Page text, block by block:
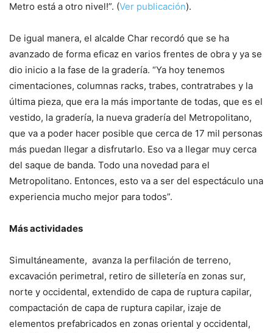
Metro está a otro nivel!”. (Ver publicación).
De igual manera, el alcalde Char recordó que se ha
avanzado de forma eficaz en varios frentes de obra y ya se
dio inicio a la fase de la gradería. “Ya hoy tenemos
cimentaciones, columnas racks, trabes, contratrabes y la
última pieza, que era la más importante de todas, que es el
vestido, la gradería, la nueva gradería del Metropolitano,
que va a poder hacer posible que cerca de 17 mil personas
más puedan llegar a disfrutarlo. Eso va a llegar muy cerca
del saque de banda. Todo una novedad para el
Metropolitano. Entonces, esto va a ser del espectáculo una
experiencia mucho mejor para todos”.
Más actividades
Simultáneamente, avanza la perfilación de terreno,
excavación perimetral, retiro de silletería en zonas sur,
norte y occidental, extendido de capa de ruptura capilar,
compactación de capa de ruptura capilar, izaje de
elementos prefabricados en zonas oriental y occidental,